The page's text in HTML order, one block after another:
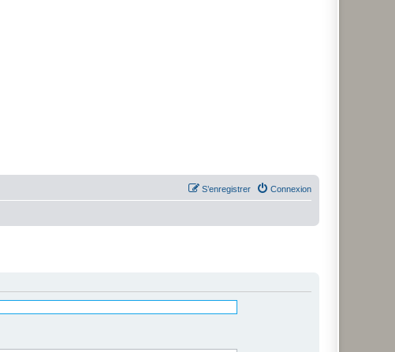
Connexion
S’enregistrer